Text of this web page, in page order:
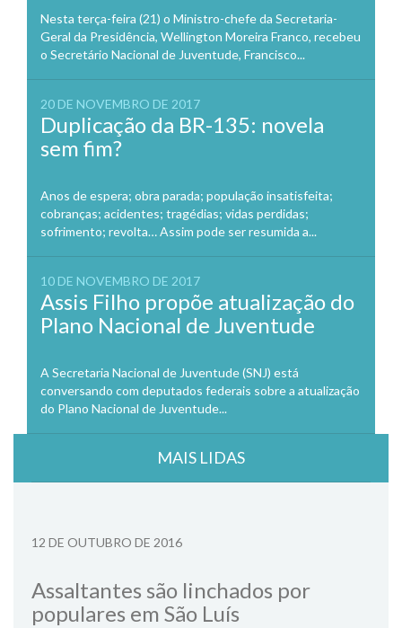
Nesta terça-feira (21) o Ministro-chefe da Secretaria-
Geral da Presidência, Wellington Moreira Franco, recebeu
o Secretário Nacional de Juventude, Francisco...
20 DE NOVEMBRO DE 2017
Duplicação da BR-135: novela
sem fim?
Anos de espera; obra parada; população insatisfeita;
cobranças; acidentes; tragédias; vidas perdidas;
sofrimento; revolta… Assim pode ser resumida a...
10 DE NOVEMBRO DE 2017
Assis Filho propõe atualização do
Plano Nacional de Juventude
A Secretaria Nacional de Juventude (SNJ) está
conversando com deputados federais sobre a atualização
do Plano Nacional de Juventude...
MAIS LIDAS
12 DE OUTUBRO DE 2016
Assaltantes são linchados por
populares em São Luís